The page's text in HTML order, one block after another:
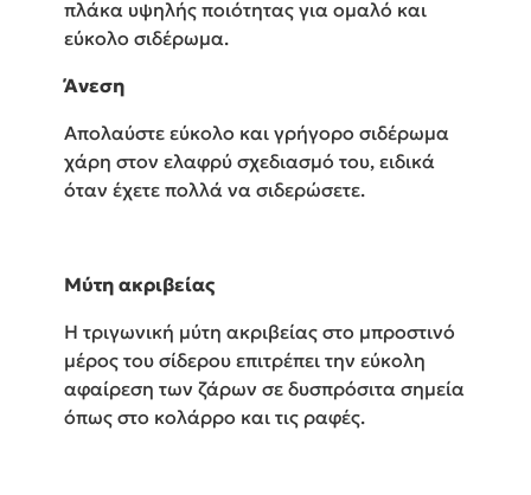
πλάκα υψηλής ποιότητας για ομαλό και
εύκολο σιδέρωμα.
Άνεση
Απολαύστε εύκολο και γρήγορο σιδέρωμα
χάρη στον ελαφρύ σχεδιασμό του, ειδικά
όταν έχετε πολλά να σιδερώσετε.
Μύτη ακριβείας
Η τριγωνική μύτη ακριβείας στο μπροστινό
μέρος του σίδερου επιτρέπει την εύκολη
αφαίρεση των ζάρων σε δυσπρόσιτα σημεία
όπως στο κολάρρο και τις ραφές.